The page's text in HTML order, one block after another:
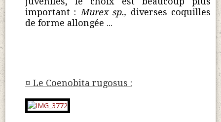
important : Murex sp., diverses coquilles
de forme allongée ...
¤ Le Coenobita rugosus :